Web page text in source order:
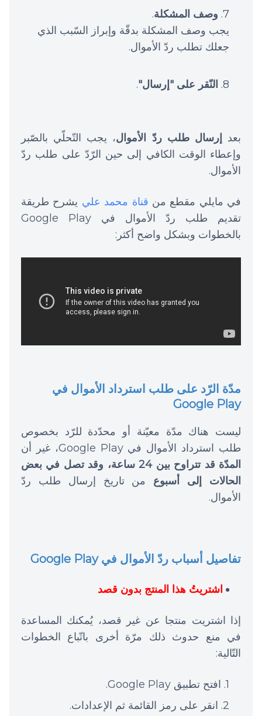
وصف المشكلة.
يجب وصف المشكلة بدقّة وإبراز السّبب الذي
جعلك تطلب ردّ الأموال.
النّقر على "إرسال".
بعد إرسال طلب ردّ الأموال، يجب التّحلّي بالصّبر
وإعطاء الوقت الكافي إلى حين الرّدّ على طلب ردّ
الأموال.
في مايلي مقطع من قناة محمد علي يشرح طريقة
تقديم طلب ردّ الأموال في Google Play
بالخطوات وبشكل واضح أكثر:
مدّة الرّد على طلب استرداد الأموال في
Google Play
ليست هناك مدّة معيّنة أو محدّدة للرّد بخصوص
طلب استرداد الأموال في Google Play، غير أن
المدّة قد تتراوح بين 24 ساعة، وقد تصل في بعض
الحالات إلى أسبوع من تاريخ إرسال طلب ردّ
الأموال.
تفاصيل أسباب ردّ الأموال في Google Play
اشتريتُ هذا المنتج بدون قصد
إذا اشتريت منتجا عن غير قصد، يُمكنك المساعدة
في منع حدوث ذلك مرّة أخرى باتّباع الخطوات
التّالية:
افتح تطبيق Google Play.
انقر على رمز القائمة ثم الإعدادات.